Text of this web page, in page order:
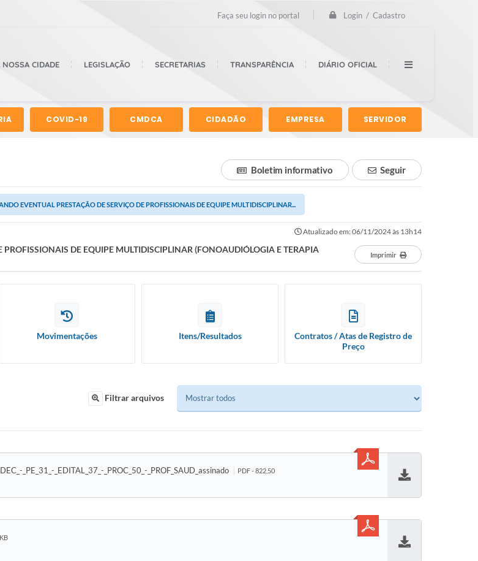
Faça seu login no portal Login / Cadastro
NOSSA CIDADE LEGISLAÇÃO SECRETARIAS TRANSPARÊNCIA DIÁRIO OFICIAL
COVID-19 CMDCA CIDADÃO EMPRESA SERVIDOR
Seguir
Boletim informativo
EVENTUAL PRESTAÇÃO DE SERVIÇO DE PROFISSIONAIS DE EQUIPE MULTIDISCIPLINAR...
Atualizado em: 06/11/2024 às 13h14
DE EQUIPE MULTIDISCIPLINAR (FONOAUDIÓLOGIA E TERAPIA
Imprimir
Movimentações Itens/Resultados
Contratos / Atas de Registro de
Preço
Filtrar arquivos
_PE_31_-_EDITAL_37_-_PROC_50_-_PROF_SAUD_assinado
PDF - 822,50